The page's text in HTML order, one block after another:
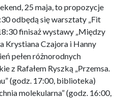
25 maja, to propozycje
odbędą się warsztaty „Fit
finisaż wystawy „Między
Krystiana Czajora i Hanny
pełen różnorodnych
z Rafałem Ryszką „Przemsa.
(godz. 17:00, biblioteka)
molekularna” (godz. 16:00,